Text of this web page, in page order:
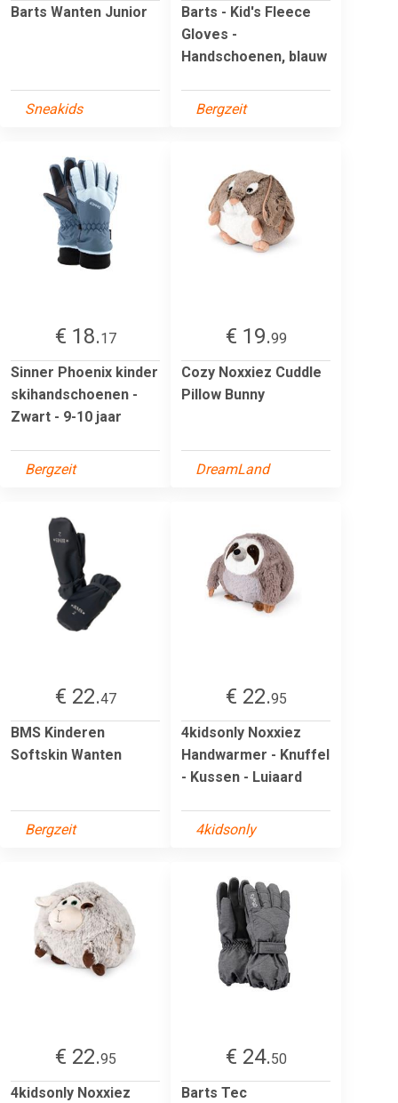
Barts Wanten Junior
Sneakids
Barts - Kid's Fleece
Gloves -
Handschoenen, blauw
Bergzeit
€ 18.17
Sinner Phoenix kinder
skihandschoenen -
Zwart - 9-10 jaar
Bergzeit
€ 19.99
Cozy Noxxiez Cuddle
Pillow Bunny
DreamLand
€ 22.47
BMS Kinderen
Softskin Wanten
Bergzeit
€ 22.95
4kidsonly Noxxiez
Handwarmer - Knuffel
- Kussen - Luiaard
4kidsonly
€ 22.95
4kidsonly Noxxiez
€ 24.50
Barts Tec